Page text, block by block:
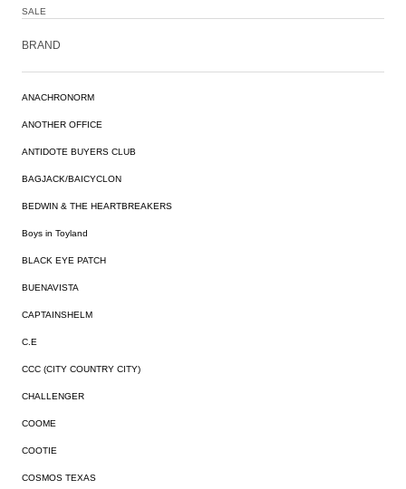
SALE
BRAND
ANACHRONORM
ANOTHER OFFICE
ANTIDOTE BUYERS CLUB
BAGJACK/BAICYCLON
BEDWIN & THE HEARTBREAKERS
Boys in Toyland
BLACK EYE PATCH
BUENAVISTA
CAPTAINSHELM
C.E
CCC (CITY COUNTRY CITY)
CHALLENGER
COOME
COOTIE
COSMOS TEXAS